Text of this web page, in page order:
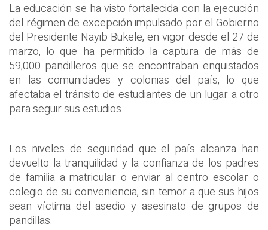
La educación se ha visto fortalecida con la ejecución
del régimen de excepción impulsado por el Gobierno
del Presidente Nayib Bukele, en vigor desde el 27 de
marzo, lo que ha permitido la captura de más de
59,000 pandilleros que se encontraban enquistados
en las comunidades y colonias del país, lo que
afectaba el tránsito de estudiantes de un lugar a otro
para seguir sus estudios.
Los niveles de seguridad que el país alcanza han
devuelto la tranquilidad y la confianza de los padres
de familia a matricular o enviar al centro escolar o
colegio de su conveniencia, sin temor a que sus hijos
sean víctima del asedio y asesinato de grupos de
pandillas.